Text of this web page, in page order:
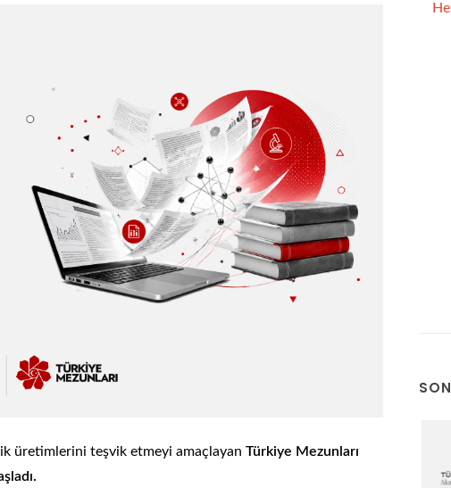
üretimlerini teşvik etmeyi amaçlayan Türkiye Mezunları